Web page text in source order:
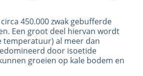
450.000 zwak gebufferde
Een groot deel hiervan wordt
temperatuur) al meer dan
door isoetide
groeien op kale bodem en